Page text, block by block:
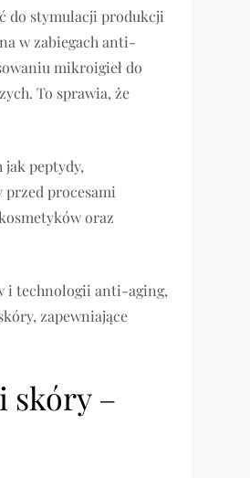
do stymulacji produkcji
w zabiegach anti-
mikroigieł do
To sprawia, że
jak peptydy,
procesami
oraz
i technologii anti-aging,
zapewniające
skóry –